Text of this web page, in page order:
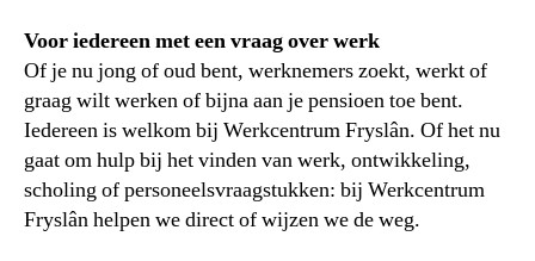
Voor iedereen met een vraag over werk
Of je nu jong of oud bent, werknemers zoekt, werkt of
graag wilt werken of bijna aan je pensioen toe bent.
Iedereen is welkom bij Werkcentrum Fryslân. Of het nu
gaat om hulp bij het vinden van werk, ontwikkeling,
scholing of personeelsvraagstukken: bij Werkcentrum
Fryslân helpen we direct of wijzen we de weg.